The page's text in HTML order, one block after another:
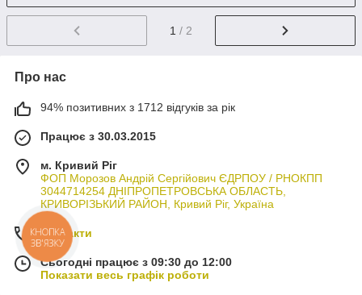
1 / 2
Про нас
94% позитивних з 1712 відгуків за рік
Працює з 30.03.2015
м. Кривий Ріг
ФОП Морозов Андрій Сергійович ЄДРПОУ / РНОКПП
3044714254 ДНІПРОПЕТРОВСЬКА ОБЛАСТЬ,
КРИВОРІЗЬКИЙ РАЙОН, Кривий Ріг, Україна
Контакти
Сьогодні працює з 09:30 до 12:00
Показати весь графік роботи
КНОПКА
ЗВ'ЯЗКУ